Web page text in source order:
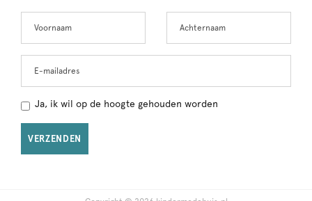
this
Ja, ik wil op de hoogte gehouden worden
VERZENDEN